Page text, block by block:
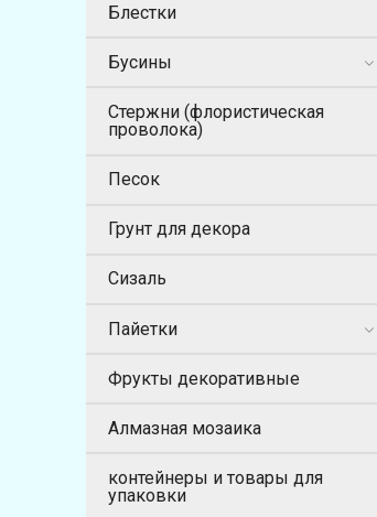
Блестки
Бусины
Стержни (флористическая
проволока)
Песок
Грунт для декора
Сизаль
Пайетки
Фрукты декоративные
Алмазная мозаика
контейнеры и товары для
упаковки